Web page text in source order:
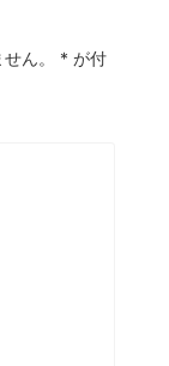
ん。 * が付